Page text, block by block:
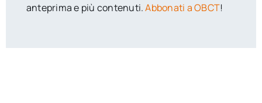
anteprima e più contenuti.Abbonati a OBCT!